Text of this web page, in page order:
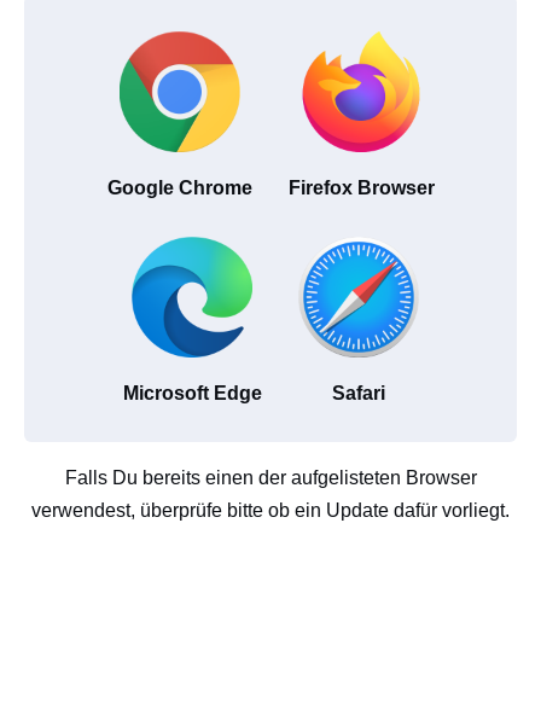
Google Chrome Firefox Browser
Microsoft Edge Safari
Falls Du bereits einen der aufgelisteten Browser
verwendest, überprüfe bitte ob ein Update dafür vorliegt.